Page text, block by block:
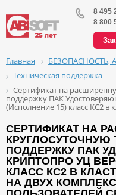
8 495
8 800
Главная БЕЗОПАСНОСТЬ,
Техническая поддержка
Сертификат на
поддержку ПАК
(Исполнение 15) класс КС2 в
СЕРТИФИКАТ НА
КРУГЛОСУТОЧНУЮ
ПОДДЕРЖКУ ПАК
КРИПТОПРО УЦ
КЛАСС КС2 В
НА ДВУХ